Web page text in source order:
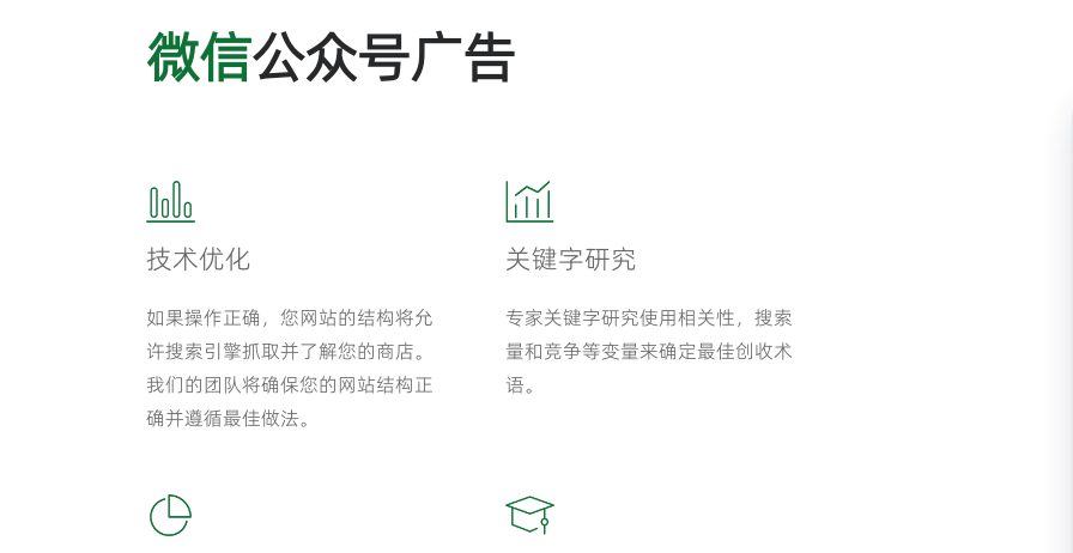
微信公众号广告
技术优化
如果操作正确，您网站的结构将允
许搜索引擎抓取并了解您的商店。
我们的团队将确保您的网站结构正
确并遵循最佳做法。
关键字研究
专家关键字研究使用相关性，搜索
量和竞争等变量来确定最佳创收术
语。